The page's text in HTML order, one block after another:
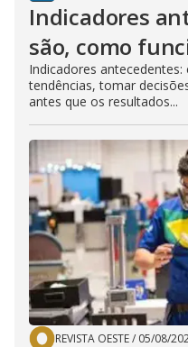
Indicadores
são, como
Indicadores
tendências, tomar
antes que os resultados...
REVISTA OESTE/ 05/08/